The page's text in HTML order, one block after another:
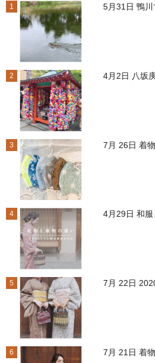
1 5月31日 鴨川
2 4月2日 八坂
3 7月 26日 着
4 4月29日 和服
5 7月 22日
6 7月 21日 着